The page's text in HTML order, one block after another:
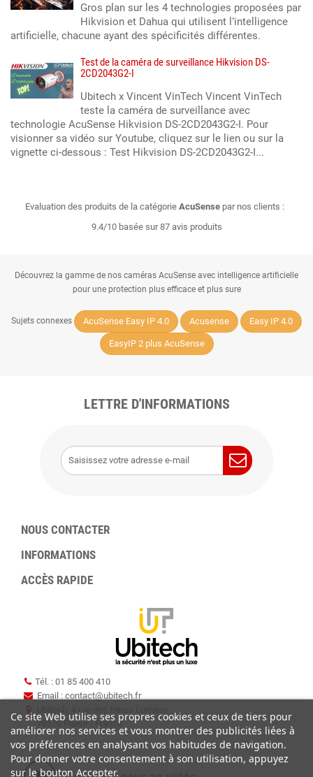
Gros plan sur les 4 technologies proposées par
Hikvision et Dahua qui utilisent l’intelligence
artificielle, chacune ayant des spécificités différentes.
Test de la caméra de surveillance Hikvision DS-
2CD2043G2-I
Ubitech x Vincent VinTech Vincent VinTech
teste la caméra de surveillance avec
technologie AcuSense Hikvision DS-2CD2043G2-I. Pour
visionner sa vidéo sur Youtube, cliquez sur le lien ou sur la
vignette ci-dessous : Test Hikvision DS-2CD2043G2-I...
Evaluation des produits de la catégorie AcuSensepar nos clients :
9.4/10 basée sur 87 avis produits
Découvrez la gamme de nos caméras AcuSense avec intelligence artificielle
pour une protection plus efficace et plus sure
Sujets connexes AcuSense Easy IP 4.0 Acusense Easy IP 4.0
EasyIP 2 plus AcuSense
LETTRE D'INFORMATIONS
NOUS CONTACTER
INFORMATIONS
ACCÈS RAPIDE
Tél. : 01 85 400 410
Email : contact@ubitech.fr
78370 Plaisir - France
Ce site Web utilise ses propres cookies et ceux de tiers pour
améliorer nos services et vous montrer des publicités liées à
vos préférences en analysant vos habitudes de navigation.
Pour donner votre consentement à son utilisation, appuyez
sur le bouton Accepter.